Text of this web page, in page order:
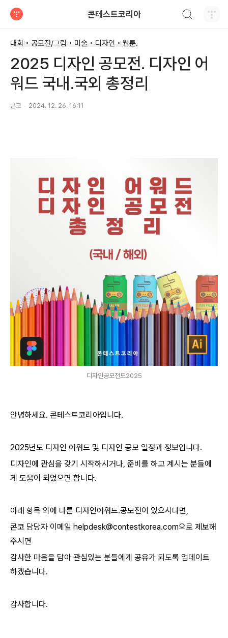
콘테스트코리아
대회 • 공모전/그림 • 미술 • 디자인 • 웹툰.
2025 디자인 공모전. 디자인 어
워드 국내.국외 총정리
콘코 2024. 12. 26. 16:11
디자인공모전모2025
안녕하세요. 콘테스트코리아입니다.
2025년도 디자인 어워드 및 디자인 공모 일정과 정보입니다.
디자인에 관심을 갖기 시작하시거나, 준비를 하고 계시는 분들에
게 도움이 되었으면 합니다.
아래 항목 외에 다른 디자인어워드.공모전이 있으시다면,
콘코 담당자 이메일 helpdesk@contestkorea.com으로 제보해
주시면
감사한 마음을 담아 관심있는 분들에게 공유가 되도록 업데이트
하겠습니다.
감사합니다.